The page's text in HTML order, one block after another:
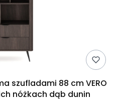
szufladami 88 cm VERO
nóżkach dąb dunin